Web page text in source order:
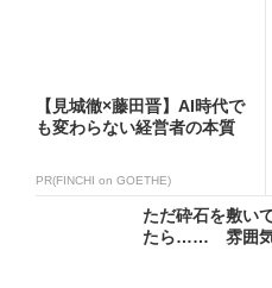
【見城徹×藤田晋】AI時代で
も変わらない経営者の本質
PR(FINCHI on GOETHE)
ただ砕石を敷い
たら…… 雰囲気